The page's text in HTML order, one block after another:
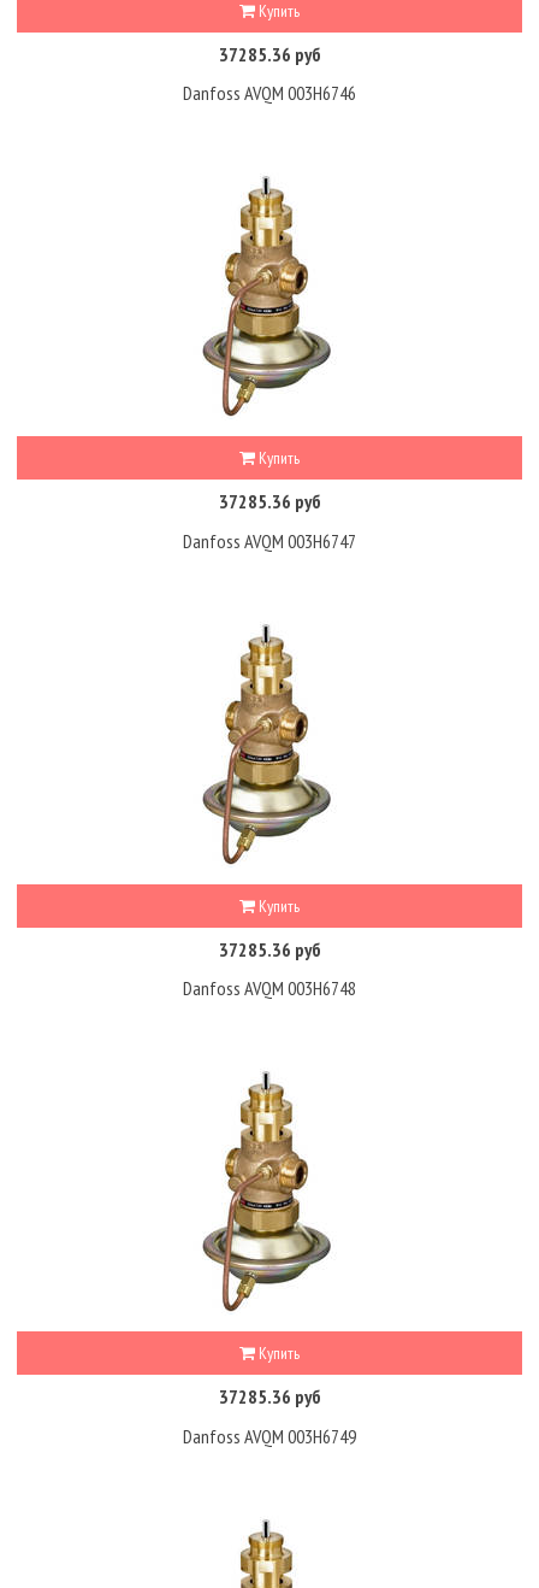
Купить
37285.36 руб
Danfoss AVQM 003H6746
Купить
37285.36 руб
Danfoss AVQM 003H6747
Купить
37285.36 руб
Danfoss AVQM 003H6748
Купить
37285.36 руб
Danfoss AVQM 003H6749